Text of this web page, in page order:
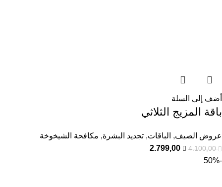
أضف إلى السلة
باقة المزيج الثلاثي
عروض الصيف, الباقات, تجديد البشرة, مكافحة الشيخوخة
4.100,00
2.799,00
-50%